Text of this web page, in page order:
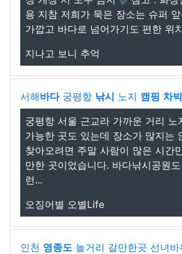
용 지참 저희가 묵은 장소는 슈퍼
가깝고 바다로 넘어가기도 편한 위
지나고 보니 추억
서해바다궁평항 낚시 노지 캠핑 차
궁평항 서울 근교라 가까운 거리 노
가능한 곳도 있는데 장소가 많지는
찾아오려면 주말 사람이 많은 시간
만한 곳이었습니다. 바다낚시공원
런...
오징어별 오별Life
인천 영종도 놀거리 갈만한곳 선녀바